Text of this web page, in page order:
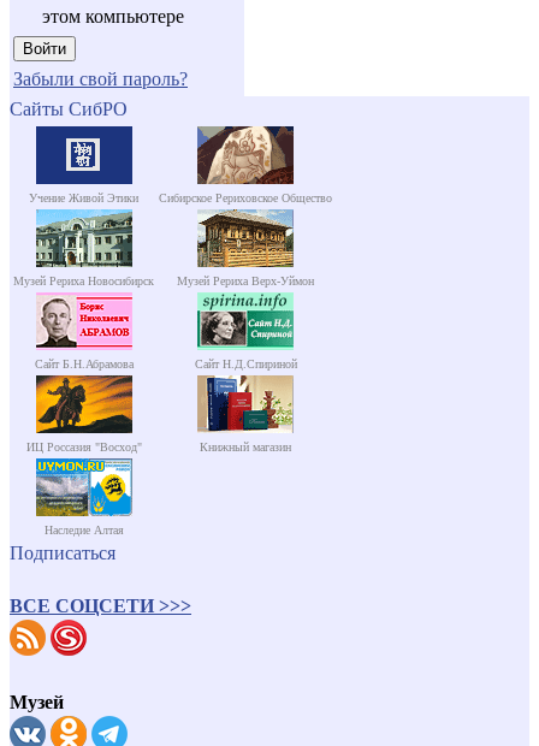
этом компьютере
Забыли свой пароль?
Сайты СибРО
Учение Живой Этики Сибирское Рериховское Общество
Музей Рериха Новосибирск Музей Рериха Верх-Уймон
Сайт Б.Н.Абрамова Сайт Н.Д.Спириной
ИЦ Россазия "Восход" Книжный магазин
Наследие Алтая
Подписаться
ВСЕ СОЦСЕТИ >>>
Музей